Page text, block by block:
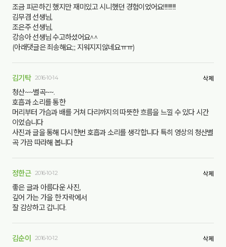
조금 피곤하긴 했지만 재미있고 시니했던 경험이었어요!!!!!!!!!!!
김무겸 선생님,
조은주 선생님,
강승아 선생님 수고하셨어요^^
(아래댓글은 죄송해요;;; 지워지지않네요ㅠㅠ)
김기탁 2016-10-14 삭제
청산~~별곡~~.
호흡과 소리를 통한
머리부터 가슴과 배를 거쳐 다리까지의 따뜻한 흐름을 느낄 수 있다 시간
이었습니다
사진과 글을 통해 다시한번 호흡과 소리를 생각합니다 특히 영상의 청산별
곡 가끔 따라해 봅니다
정한근 2016-10-12 삭제
좋은 글과 아름다운 사진,
깊어 가는 가을 한 자락에서
잘 감상하고 갑니다.
김순이 2016-10-12 삭제